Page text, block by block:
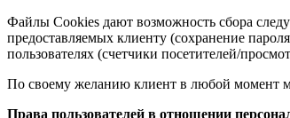
Файлы Cookies дают возможность сбора
предоставляемых клиенту (сохранение
пользователях (счетчики посетителей/
По своему желанию клиент в любой момент
Права пользователей в отношении